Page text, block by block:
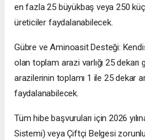
en fazla 25 büyükbaş veya 250
üreticiler faydalanabilecek.
Gübre ve Aminoasit Desteği:
olan toplam arazi varlığı 25 dekarı
arazilerinin toplamı 1 ile 25 dekar
faydalanabilecek.
Tüm hibe başvuruları için 2026
Sistemi) veya Çiftçi Belgesi